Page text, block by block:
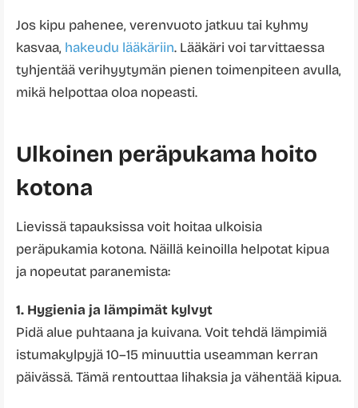
Jos kipu pahenee, verenvuoto jatkuu tai kyhmy
kasvaa, hakeudu lääkäriin. Lääkäri voi tarvittaessa
tyhjentää verihyytymän pienen toimenpiteen avulla,
mikä helpottaa oloa nopeasti.
Ulkoinen peräpukama hoito
kotona
Lievissä tapauksissa voit hoitaa ulkoisia
peräpukamia kotona. Näillä keinoilla helpotat kipua
ja nopeutat paranemista:
1. Hygienia ja lämpimät kylvyt
Pidä alue puhtaana ja kuivana. Voit tehdä lämpimiä
istumakylpyjä 10–15 minuuttia useamman kerran
päivässä. Tämä rentouttaa lihaksia ja vähentää kipua.